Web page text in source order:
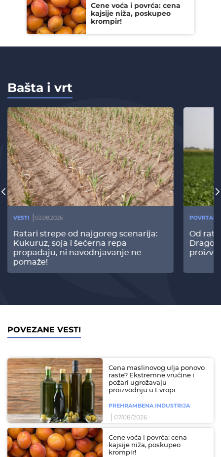
Cene voća i povrća: cena
kajsije niža, poskupeo
krompir!
Bašta i vrt
VESTI 03.08.2026
Ratari strepe od najgoreg scenarija:
Kukuruz, soja i šećerna repa
propadaju, ni navodnjavanje ne
pomaže!
Od
POVEZANE VESTI
Cena maslinovog ulja ponovo
raste? Ekstremne vrućine i
požari ugrožavaju
proizvodnju u Evropi
PREHRAMBENA INDUSTRIJA
07/08/2026
Cene voća i povrća: cena
kajsije niža, poskupeo
krompir!